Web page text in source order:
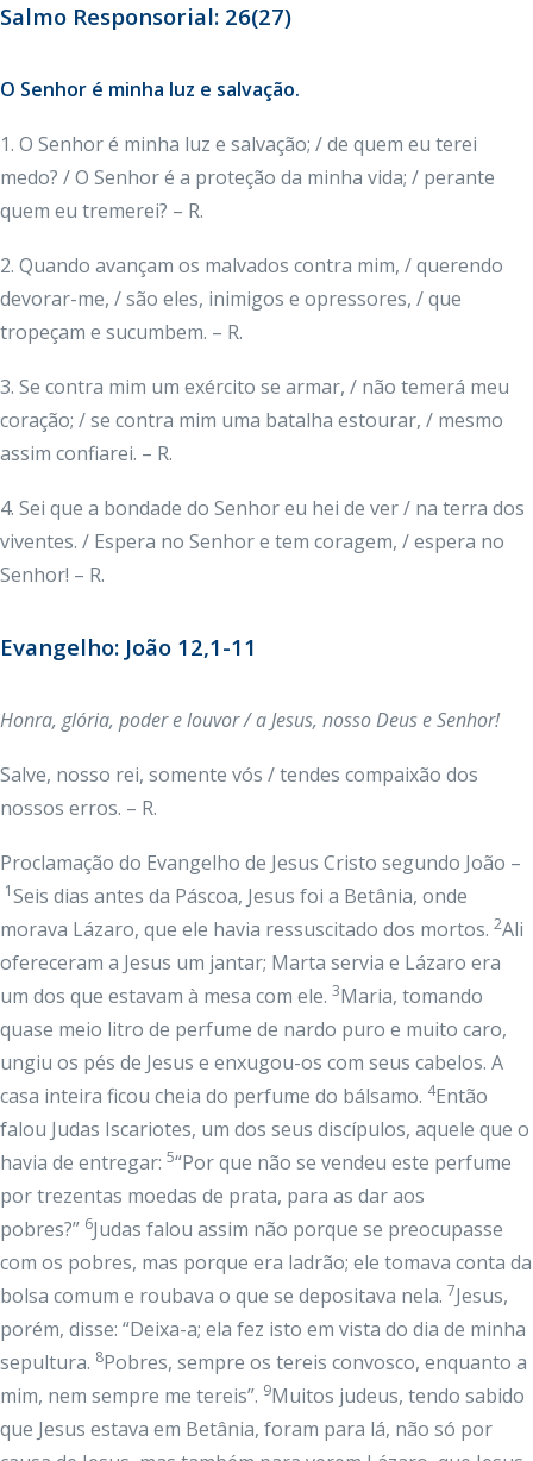
Salmo Responsorial: 26(27)
O Senhor é minha luz e salvação.
1. O Senhor é minha luz e salvação; / de quem eu terei
medo? / O Senhor é a proteção da minha vida; / perante
quem eu tremerei? – R.
2. Quando avançam os malvados contra mim, / querendo
devorar-me, / são eles, inimigos e opressores, / que
tropeçam e sucumbem. – R.
3. Se contra mim um exército se armar, / não temerá meu
coração; / se contra mim uma batalha estourar, / mesmo
assim confiarei. – R.
4. Sei que a bondade do Senhor eu hei de ver / na terra dos
viventes. / Espera no Senhor e tem coragem, / espera no
Senhor! – R.
Evangelho: João 12,1-11
Honra, glória, poder e louvor / a Jesus, nosso Deus e Senhor!
Salve, nosso rei, somente vós / tendes compaixão dos
nossos erros. – R.
Proclamação do Evangelho de Jesus Cristo segundo João –
1Seis dias antes da Páscoa, Jesus foi a Betânia, onde
morava Lázaro, que ele havia ressuscitado dos mortos. 2Ali
ofereceram a Jesus um jantar; Marta servia e Lázaro era
um dos que estavam à mesa com ele. 3Maria, tomando
quase meio litro de perfume de nardo puro e muito caro,
ungiu os pés de Jesus e enxugou-os com seus cabelos. A
casa inteira ficou cheia do perfume do bálsamo. 4Então
falou Judas Iscariotes, um dos seus discípulos, aquele que o
havia de entregar: 5“Por que não se vendeu este perfume
por trezentas moedas de prata, para as dar aos
pobres?” 6Judas falou assim não porque se preocupasse
com os pobres, mas porque era ladrão; ele tomava conta da
bolsa comum e roubava o que se depositava nela. 7Jesus,
porém, disse: “Deixa-a; ela fez isto em vista do dia de minha
sepultura. 8Pobres, sempre os tereis convosco, enquanto a
mim, nem sempre me tereis”. 9Muitos judeus, tendo sabido
que Jesus estava em Betânia, foram para lá, não só por